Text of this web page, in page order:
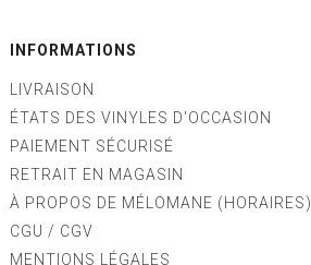
INFORMATIONS
LIVRAISON
ÉTATS DES VINYLES D'OCCASION
PAIEMENT SÉCURISÉ
RETRAIT EN MAGASIN
À PROPOS DE MÉLOMANE (HORAIRES)
CGU / CGV
MENTIONS LÉGALES